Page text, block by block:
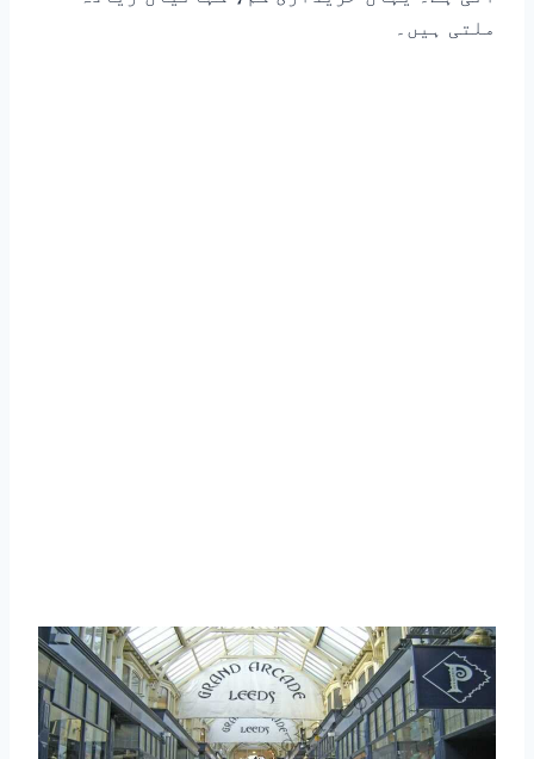
ملتی ہیں۔